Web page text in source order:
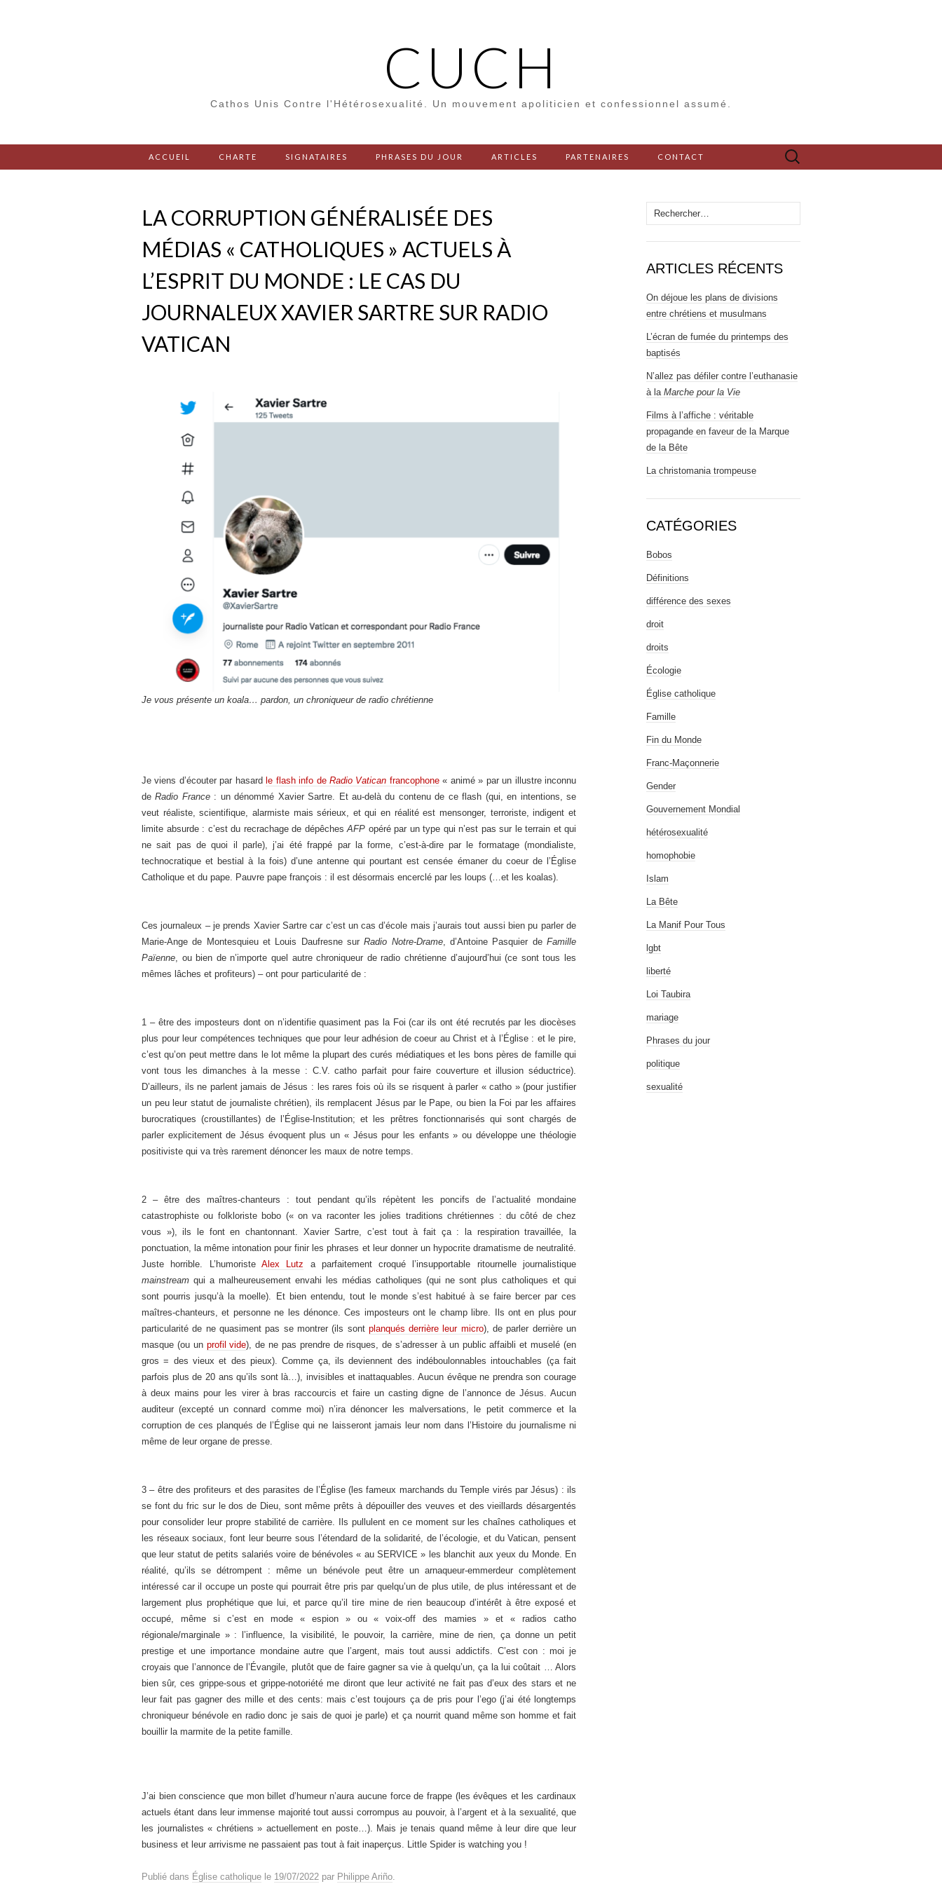
CUCH
Cathos Unis Contre l'Hétérosexualité. Un mouvement apoliticien et confessionnel assumé.
ACCUEIL CHARTE SIGNATAIRES PHRASES DU JOUR ARTICLES PARTENAIRES CONTACT Rechercher :
LA CORRUPTION GÉNÉRALISÉE DES
MÉDIAS « CATHOLIQUES » ACTUELS À
L’ESPRIT DU MONDE : LE CAS DU
JOURNALEUX XAVIER SARTRE SUR RADIO
VATICAN
Je vous présente un koala… pardon, un chroniqueur de radio chrétienne
Je viens d’écouter par hasard le flash info deRadio Vatican francophone« animé » par un illustre inconnu
deRadio France: un dénommé Xavier Sartre. Et au-delà du contenu de ce flash (qui, en intentions, se
veut réaliste, scientifique, alarmiste mais sérieux, et qui en réalité est mensonger, terroriste, indigent et
limite absurde : c’est du recrachage de dépêchesAFP opéré par un type qui n’est pas sur le terrain et qui
ne sait pas de quoi il parle), j’ai été frappé par la forme, c’est-à-dire par le formatage (mondialiste,
technocratique et bestial à la fois) d’une antenne qui pourtant est censée émaner du coeur de l’Église
Catholique et du pape. Pauvre pape françois : il est désormais encerclé par les loups (…et les koalas).
Ces journaleux – je prends Xavier Sartre car c’est un cas d’école mais j’aurais tout aussi bien pu parler de
Marie-Ange de Montesquieu et Louis Daufresne surRadio Notre-Drame, d’Antoine Pasquier deFamille
Païenne, ou bien de n’importe quel autre chroniqueur de radio chrétienne d’aujourd’hui (ce sont tous les
mêmes lâches et profiteurs) – ont pour particularité de :
1 – être des imposteurs dont on n’identifie quasiment pas la Foi (car ils ont été recrutés par les diocèses
plus pour leur compétences techniques que pour leur adhésion de coeur au Christ et à l’Église : et le pire,
c’est qu’on peut mettre dans le lot même la plupart des curés médiatiques et les bons pères de famille qui
vont tous les dimanches à la messe : C.V. catho parfait pour faire couverture et illusion séductrice).
D’ailleurs, ils ne parlent jamais de Jésus : les rares fois où ils se risquent à parler « catho » (pour justifier
un peu leur statut de journaliste chrétien), ils remplacent Jésus par le Pape, ou bien la Foi par les affaires
burocratiques (croustillantes) de l’Église-Institution; et les prêtres fonctionnarisés qui sont chargés de
parler explicitement de Jésus évoquent plus un « Jésus pour les enfants » ou développe une théologie
positiviste qui va très rarement dénoncer les maux de notre temps.
2 – être des maîtres-chanteurs : tout pendant qu’ils répètent les poncifs de l’actualité mondaine
catastrophiste ou folkloriste bobo (« on va raconter les jolies traditions chrétiennes : du côté de chez
vous »), ils le font en chantonnant. Xavier Sartre, c’est tout à fait ça : la respiration travaillée, la
ponctuation, la même intonation pour finir les phrases et leur donner un hypocrite dramatisme de neutralité.
Juste horrible. L’humoriste Alex Lutz a parfaitement croqué l’insupportable ritournelle journalistique
mainstream qui a malheureusement envahi les médias catholiques (qui ne sont plus catholiques et qui
sont pourris jusqu’à la moelle). Et bien entendu, tout le monde s’est habitué à se faire bercer par ces
maîtres-chanteurs, et personne ne les dénonce. Ces imposteurs ont le champ libre. Ils ont en plus pour
particularité de ne quasiment pas se montrer (ils sont planqués derrière leur micro), de parler derrière un
masque (ou un profil vide), de ne pas prendre de risques, de s’adresser à un public affaibli et muselé (en
gros = des vieux et des pieux). Comme ça, ils deviennent des indéboulonnables intouchables (ça fait
parfois plus de 20 ans qu’ils sont là…), invisibles et inattaquables. Aucun évêque ne prendra son courage
à deux mains pour les virer à bras raccourcis et faire un casting digne de l’annonce de Jésus. Aucun
auditeur (excepté un connard comme moi) n’ira dénoncer les malversations, le petit commerce et la
corruption de ces planqués de l’Église qui ne laisseront jamais leur nom dans l’Histoire du journalisme ni
même de leur organe de presse.
3 – être des profiteurs et des parasites de l’Église (les fameux marchands du Temple virés par Jésus) : ils
se font du fric sur le dos de Dieu, sont même prêts à dépouiller des veuves et des vieillards désargentés
pour consolider leur propre stabilité de carrière. Ils pullulent en ce moment sur les chaînes catholiques et
les réseaux sociaux, font leur beurre sous l’étendard de la solidarité, de l’écologie, et du Vatican, pensent
que leur statut de petits salariés voire de bénévoles « au SERVICE » les blanchit aux yeux du Monde. En
réalité, qu’ils se détrompent : même un bénévole peut être un arnaqueur-emmerdeur complètement
intéressé car il occupe un poste qui pourrait être pris par quelqu’un de plus utile, de plus intéressant et de
largement plus prophétique que lui, et parce qu’il tire mine de rien beaucoup d’intérêt à être exposé et
occupé, même si c’est en mode « espion » ou « voix-off des mamies » et « radios catho
régionale/marginale » : l’influence, la visibilité, le pouvoir, la carrière, mine de rien, ça donne un petit
prestige et une importance mondaine autre que l’argent, mais tout aussi addictifs. C’est con : moi je
croyais que l’annonce de l’Évangile, plutôt que de faire gagner sa vie à quelqu’un, ça la lui coûtait … Alors
bien sûr, ces grippe-sous et grippe-notoriété me diront que leur activité ne fait pas d’eux des stars et ne
leur fait pas gagner des mille et des cents: mais c’est toujours ça de pris pour l’ego (j’ai été longtemps
chroniqueur bénévole en radio donc je sais de quoi je parle) et ça nourrit quand même son homme et fait
bouillir la marmite de la petite famille.
J’ai bien conscience que mon billet d’humeur n’aura aucune force de frappe (les évêques et les cardinaux
actuels étant dans leur immense majorité tout aussi corrompus au pouvoir, à l’argent et à la sexualité, que
les journalistes « chrétiens » actuellement en poste…). Mais je tenais quand même à leur dire que leur
business et leur arrivisme ne passaient pas tout à fait inaperçus. Little Spider is watching you !
Publié dans Église catholique le 19/07/2022 par Philippe Ariño.
Rechercher :
ARTICLES RÉCENTS
On déjoue les plans de divisions
entre chrétiens et musulmans
L’écran de fumée du printemps des
baptisés
N’allez pas défiler contre l’euthanasie
à la Marche pour la Vie
Films à l’affiche : véritable
propagande en faveur de la Marque
de la Bête
La christomania trompeuse
CATÉGORIES
Bobos
Définitions
différence des sexes
droit
droits
Écologie
Église catholique
Famille
Fin du Monde
Franc-Maçonnerie
Gender
Gouvernement Mondial
hétérosexualité
homophobie
Islam
La Bête
La Manif Pour Tous
lgbt
liberté
Loi Taubira
mariage
Phrases du jour
politique
sexualité